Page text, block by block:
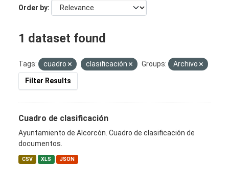
Order by
1 dataset found
Tags: cuadro clasificación Groups: Archivo
Filter Results
Cuadro de clasificación
Ayuntamiento de Alcorcón. Cuadro de clasificación de
documentos.
CSV XLS JSON